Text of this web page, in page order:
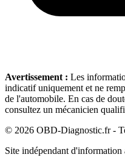
Avertissement : Les
indicatif uniquement et ne
de l'automobile. En cas de
consultez un mécanicien
© 2026 OBD-Diagnostic.fr -
Site indépendant d'information